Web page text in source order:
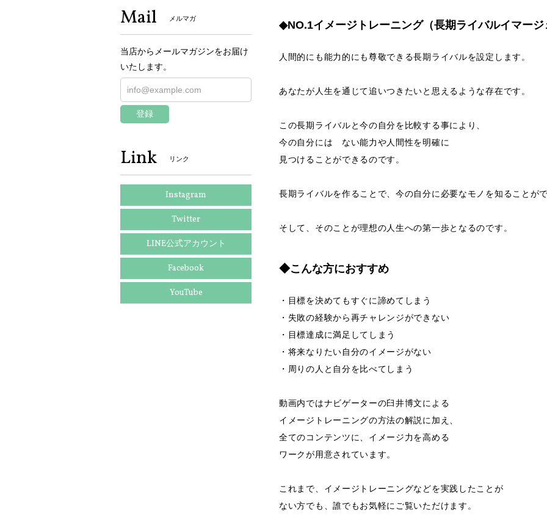
◆NO.1イメージトレーニング（長期ライバルイマージ
人間的にも能力的にも尊敬できる長期ライバルを設定します。
あなたが人生を通じて追いつきたいと思えるような存在です。
この長期ライバルと今の自分を比較する事により、
今の自分には ない能力や人間性を明確に
見つけることができるのです。
長期ライバルを作ることで、今の自分に必要なモノを知ることがで
そして、そのことが理想の人生への第一歩となるのです。
◆こんな方におすすめ
・目標を決めてもすぐに諦めてしまう
・失敗の経験から再チャレンジができない
・目標達成に満足してしまう
・将来なりたい自分のイメージがない
・周りの人と自分を比べてしまう
動画内ではナビゲーターの臼井博文による
イメージトレーニングの方法の解説に加え、
全てのコンテンツに、イメージ力を高める
ワークが用意されています。
これまで、イメージトレーニングなどを実践したことが
ない方でも、誰でもお気軽にご覧いただけます。
Mail メルマガ
当店からメールマガジンをお届け
いたします。
登録
Link リンク
Instagram
Twitter
LINE公式アカウント
Facebook
YouTube